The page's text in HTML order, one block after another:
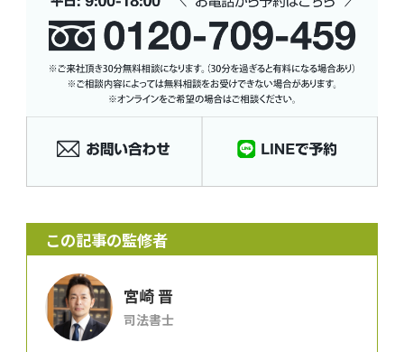
この記事の監修者
宮崎 晋
司法書士